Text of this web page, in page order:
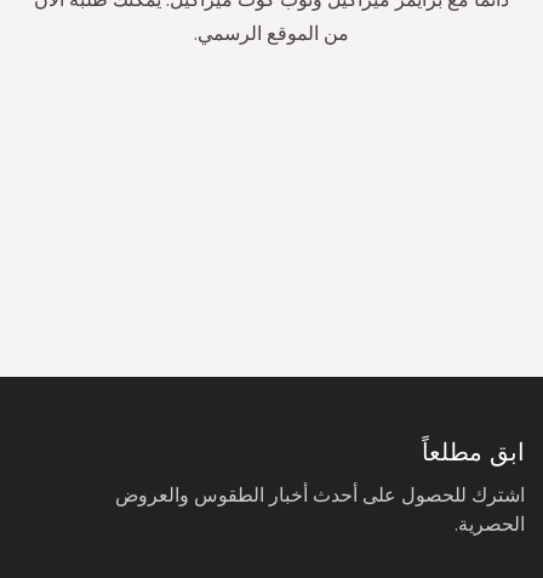
من الموقع الرسمي.
ابق مطلعاً
اشترك للحصول على أحدث أخبار الطقوس والعروض
الحصرية.